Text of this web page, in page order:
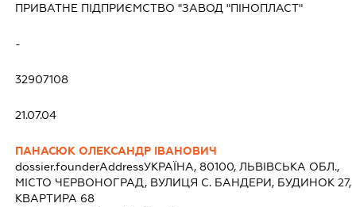
ПРИВАТНЕ ПІДПРИЄМСТВО "ЗАВОД "ПІНОПЛАСТ"
-
32907108
21.07.04
ПАНАСЮК ОЛЕКСАНДР ІВАНОВИЧ
dossier.founderAddressУКРАЇНА, 80100, ЛЬВІВСЬКА ОБЛ.,
МІСТО ЧЕРВОНОГРАД, ВУЛИЦЯ С. БАНДЕРИ, БУДИНОК 27,
КВАРТИРА 68